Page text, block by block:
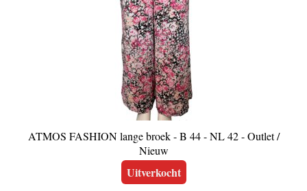
ATMOS FASHION lange broek - B 44 - NL 42 - Outlet /
Nieuw
Uitverkocht